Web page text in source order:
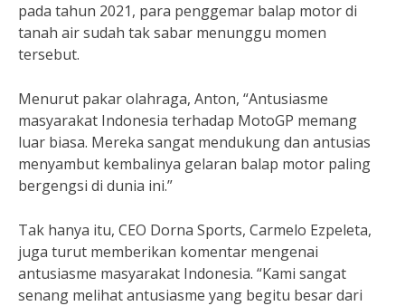
pada tahun 2021, para penggemar balap motor di
tanah air sudah tak sabar menunggu momen
tersebut.
Menurut pakar olahraga, Anton, “Antusiasme
masyarakat Indonesia terhadap MotoGP memang
luar biasa. Mereka sangat mendukung dan antusias
menyambut kembalinya gelaran balap motor paling
bergengsi di dunia ini.”
Tak hanya itu, CEO Dorna Sports, Carmelo Ezpeleta,
juga turut memberikan komentar mengenai
antusiasme masyarakat Indonesia. “Kami sangat
senang melihat antusiasme yang begitu besar dari